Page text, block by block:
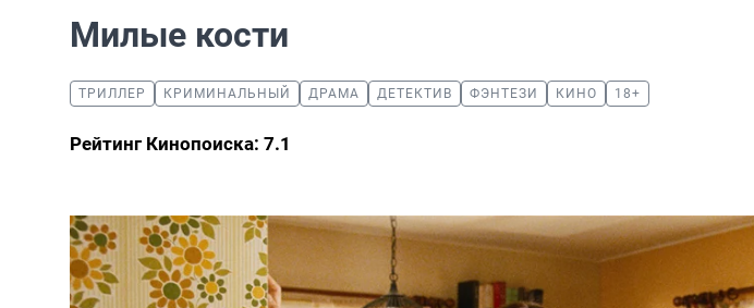
Милые кости
ТРИЛЛЕР КРИМИНАЛЬНЫЙ ДРАМА ДЕТЕКТИВ ФЭНТЕЗИ КИНО 18+
Рейтинг Кинопоиска: 7.1